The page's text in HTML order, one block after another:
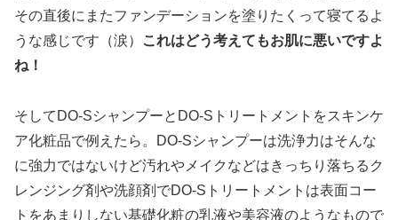
その直後にまたファンデーションを塗りたくって寝てるよ
うな感じです（涙）
これはどう考えてもお肌に悪いですよ
ね！
そしてDO-SシャンプーとDO-Sトリートメントをスキンケ
ア化粧品で例えたら。DO-Sシャンプーは洗浄力はそんな
に強力ではないけど汚れやメイクなどはきっちり落ちるク
レンジング剤や洗顔剤でDO-Sトリートメントは表面コー
トをあまりしない基礎化粧の乳液や美容液のようなもので